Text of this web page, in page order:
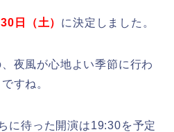
日（土） に決定しました。
夜風が心地よい季節に行わ
すね。
に待った開演は19:30を予定